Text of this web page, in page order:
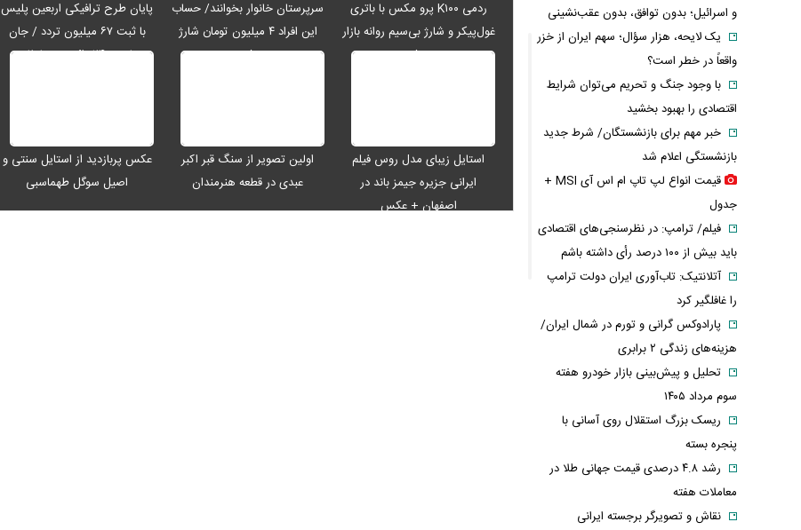
ردمی K۱۰۰ پرو مکس با باتری
غول‌پیکر و شارژ بی‌سیم روانه بازار
می‌شود
سرپرستان خانوار بخوانند/ حساب
این افراد ۴ میلیون تومان شارژ
شد
پایان طرح ترافیکی اربعین پلیس
با ثبت ۶۷ میلیون تردد / جان
باختن ۲۴ زائر در تصادفات
استایل زیبای مدل روس فیلم
ایرانی جزیره جیمز باند در
اصفهان + عکس
اولین تصویر از سنگ قبر اکبر
عبدی در قطعه هنرمندان
عکس پربازدید از استایل سنتی و
اصیل سوگل طهماسبی
و اسرائیل؛ بدون توافق، بدون عقب‌نشینی
یک لایحه، هزار سؤال؛ سهم ایران از خزر
واقعاً در خطر است؟
با وجود جنگ و تحریم می‌توان شرایط
اقتصادی را بهبود بخشید
خبر مهم برای بازنشستگان/ شرط جدید
بازنشستگی اعلام شد
قیمت انواع لپ تاپ ام اس آی MSI +
جدول
فیلم/ ترامپ: در نظرسنجی‌های اقتصادی
باید بیش از ۱۰۰ درصد رأی داشته باشم
آتلانتیک: تاب‌آوری ایران دولت ترامپ
را غافلگیر کرد
پارادوکس گرانی و تورم در شمال ایران/
هزینه‌های زندگی ۲ برابری
تحلیل و پیش‌بینی بازار خودرو هفته
سوم مرداد ۱۴۰۵
ریسک بزرگ استقلال روی آسانی با
پنجره بسته
رشد ۴.۸ درصدی قیمت جهانی طلا در
معاملات هفته
نقاش و تصویرگر برجسته ایرانی